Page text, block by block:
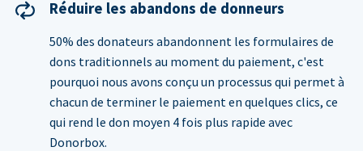
Réduire les abandons de donneurs
50% des donateurs abandonnent les formulaires de
dons traditionnels au moment du paiement, c'est
pourquoi nous avons conçu un processus qui permet à
chacun de terminer le paiement en quelques clics, ce
qui rend le don moyen 4 fois plus rapide avec
Donorbox.